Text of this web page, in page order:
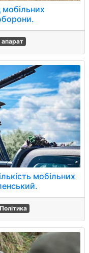
апарат
мобільних
Політика